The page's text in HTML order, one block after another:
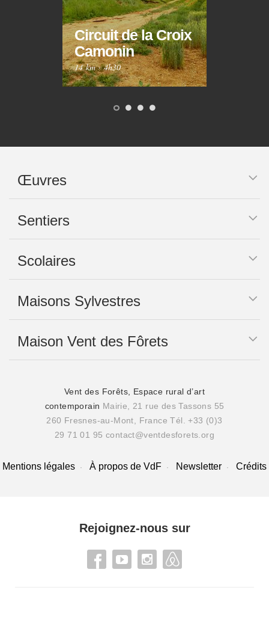
Circuit de la Croix
Camonin
14 km·4h30
Œuvres
Sentiers
Scolaires
Maisons Sylvestres
Maison Vent des Fôrets
Vent des Forêts, Espace rural d’art
contemporain Mairie, 21 rue des Tassons 55
260 Fresnes-au-Mont, France Tél. +33 (0)3
29 71 01 95 contact@ventdesforets.org
Mentions légales À propos de VdF Newsletter Crédits
Rejoignez-nous sur